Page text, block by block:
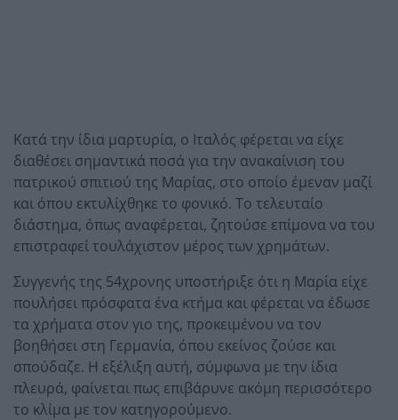
Κατά την ίδια μαρτυρία, ο Ιταλός φέρεται να είχε
διαθέσει σημαντικά ποσά για την ανακαίνιση του
πατρικού σπιτιού της Μαρίας, στο οποίο έμεναν μαζί
και όπου εκτυλίχθηκε το φονικό. Το τελευταίο
διάστημα, όπως αναφέρεται, ζητούσε επίμονα να του
επιστραφεί τουλάχιστον μέρος των χρημάτων.
Συγγενής της 54χρονης υποστήριξε ότι η Μαρία είχε
πουλήσει πρόσφατα ένα κτήμα και φέρεται να έδωσε
τα χρήματα στον γιο της, προκειμένου να τον
βοηθήσει στη Γερμανία, όπου εκείνος ζούσε και
σπούδαζε. Η εξέλιξη αυτή, σύμφωνα με την ίδια
πλευρά, φαίνεται πως επιβάρυνε ακόμη περισσότερο
το κλίμα με τον κατηγορούμενο.